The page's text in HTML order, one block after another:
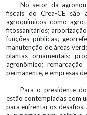
No setor da
fiscais do Crea-CE são
agroquímicos como
fitossanitários;
funções públicas;
manutenção de áreas
plantas ornamentais;
agronômico;
permanente, e empresas
Para o presidente
estão contempladas com
para enfrentar os